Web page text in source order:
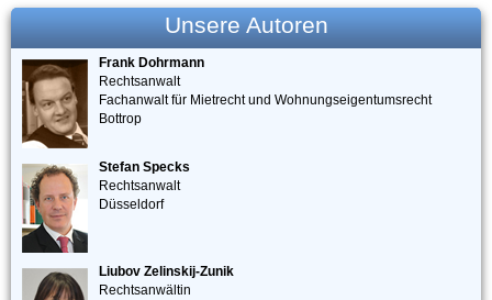
Unsere Autoren
Frank Dohrmann
Rechtsanwalt
Fachanwalt für Mietrecht und Wohnungseigentumsrecht
Bottrop
Stefan Specks
Rechtsanwalt
Düsseldorf
Liubov Zelinskij-Zunik
Rechtsanwältin